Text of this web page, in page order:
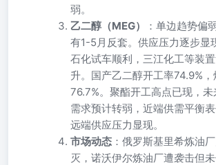
弱。
乙二醇（MEG）
：单边趋势偏
有1-5月反套。供应压力逐步显
石化试车顺利，三江化工等装
升。国产乙二醇开工率74.9%，
76.7%。聚酯开工高点已现，
需求预计转弱，近端供需平衡表
远端供应压力显现。
市场动态 ：俄罗斯基里希炼油
灭，诺沃伊尔炼油厂遭袭击但